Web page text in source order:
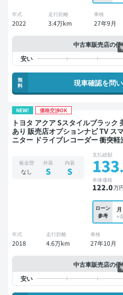
年式
2022
走行距離
3.4万km
車検
27年9月
中古車販売店の
無
料
現車確認を問
NEW! 価格交渉OK
トヨタ アクア Sスタイルブラック 美品 禁煙車 整備記録簿
あり 販売店オプションナビ TV ス
ニター ドライブレコーダー 衝突軽
板金歴
なし
外装
S
内装
S
支払総額
133
本体価格
122.0万
ローン
参考
※
年式
2018
走行距離
4.6万km
車検
27年10月
中古車販売店の